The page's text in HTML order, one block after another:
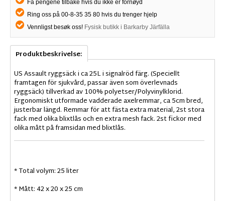
Få pengene tilbake hvis du ikke er fornøyd
Ring oss på 00-8-35 35 80 hvis du trenger hjelp
Vennligst besøk oss! Fysisk butikk i Barkarby Järfälla
Produktbeskrivelse:
US Assault ryggsäck i ca 25L i signalröd färg. (Speciellt
framtagen för sjukvård, passar även som överlevnads
ryggsäck) tillverkad av 100% polyetser/Polyvinylklorid.
Ergonomiskt utformade vadderade axelremmar, ca 5cm bred,
justerbar längd. Remmar för att fästa extra material, 2st stora
fack med olika blixtlås och en extra mesh fack. 2st fickor med
olika mått på framsidan med blixtlås.
* Total volym: 25 liter
* Mått: 42 x 20 x 25 cm